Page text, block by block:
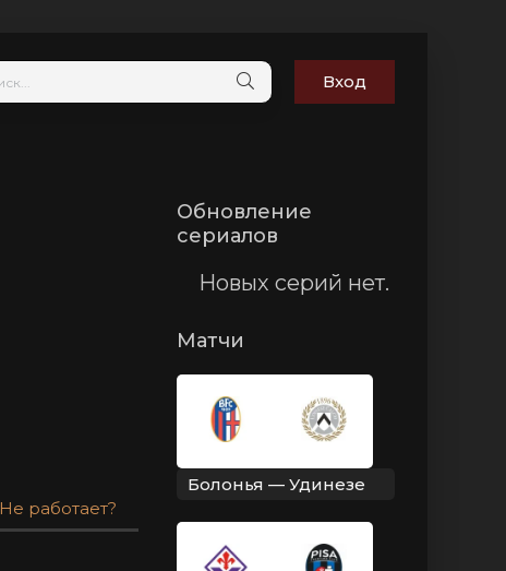
Вход
Не работает?
Обновление
сериалов
Новых серий нет.
Матчи
Болонья — Удинезе